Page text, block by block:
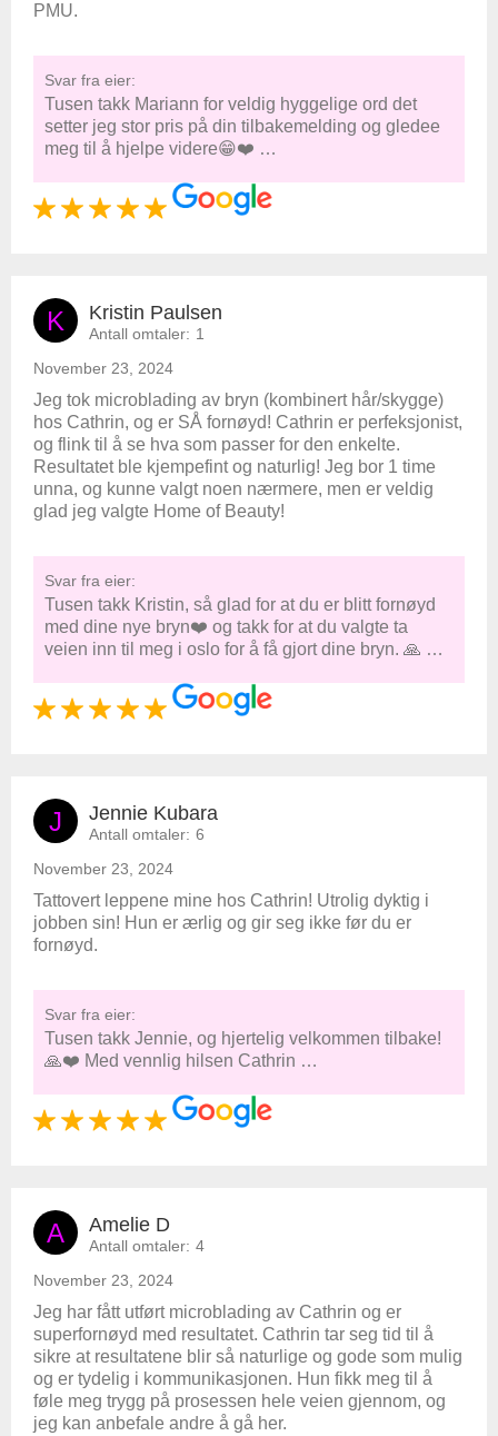
PMU.
Svar fra eier:
Tusen takk Mariann for veldig hyggelige ord det
setter jeg stor pris på din tilbakemelding og gledee
meg til å hjelpe videre😁❤️ …
K Kristin Paulsen
Antall omtaler: 1
November 23, 2024
Jeg tok microblading av bryn (kombinert hår/skygge)
hos Cathrin, og er SÅ fornøyd! Cathrin er perfeksjonist,
og flink til å se hva som passer for den enkelte.
Resultatet ble kjempefint og naturlig! Jeg bor 1 time
unna, og kunne valgt noen nærmere, men er veldig
glad jeg valgte Home of Beauty!
Svar fra eier:
Tusen takk Kristin, så glad for at du er blitt fornøyd
med dine nye bryn❤️ og takk for at du valgte ta
veien inn til meg i oslo for å få gjort dine bryn. 🙏 …
J Jennie Kubara
Antall omtaler: 6
November 23, 2024
Tattovert leppene mine hos Cathrin! Utrolig dyktig i
jobben sin! Hun er ærlig og gir seg ikke før du er
fornøyd.
Svar fra eier:
Tusen takk Jennie, og hjertelig velkommen tilbake!
🙏❤️ Med vennlig hilsen Cathrin …
A Amelie D
Antall omtaler: 4
November 23, 2024
Jeg har fått utført microblading av Cathrin og er
superfornøyd med resultatet. Cathrin tar seg tid til å
sikre at resultatene blir så naturlige og gode som mulig
og er tydelig i kommunikasjonen. Hun fikk meg til å
føle meg trygg på prosessen hele veien gjennom, og
jeg kan anbefale andre å gå her.